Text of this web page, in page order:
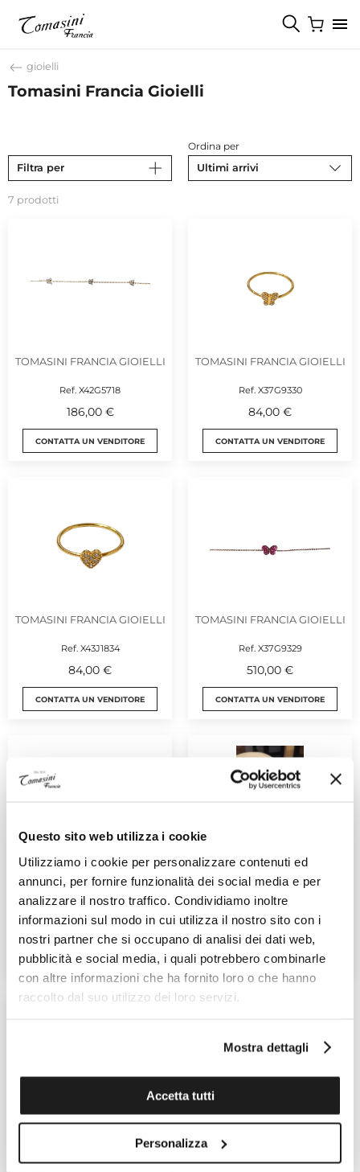
Questo sito web utilizza i cookie
Utilizziamo i cookie per personalizzare contenuti ed
annunci, per fornire funzionalità dei social media e per
analizzare il nostro traffico. Condividiamo inoltre
informazioni sul modo in cui utilizza il nostro sito con i
nostri partner che si occupano di analisi dei dati web,
pubblicità e social media, i quali potrebbero combinarle
con altre informazioni che ha fornito loro o che hanno
raccolto dal suo utilizzo dei loro servizi.
Mostra dettagli
Accetta tutti
Personalizza
gioielli
Tomasini Francia Gioielli
Filtra per
Ordina per
Ultimi arrivi
7 prodotti
TOMASINI FRANCIA GIOIELLI
Ref. X42G5718
186,00 €
CONTATTA UN VENDITORE
TOMASINI FRANCIA GIOIELLI
Ref. X37G9330
84,00 €
CONTATTA UN VENDITORE
TOMASINI FRANCIA GIOIELLI
Ref. X43J1834
84,00 €
CONTATTA UN VENDITORE
TOMASINI FRANCIA GIOIELLI
Ref. X37G9329
510,00 €
CONTATTA UN VENDITORE
TOMASINI FRANCIA GIOIELLI
Ref. X42G5758
660,00 €
CONTATTA UN VENDITORE
TOMASINI FRANCIA GIOIELLI
Ref. AB1185108731
3.050,00 €
CONTATTA UN VENDITORE
TOMASINI FRANCIA GIOIELLI
Ref. TFTWDNR10